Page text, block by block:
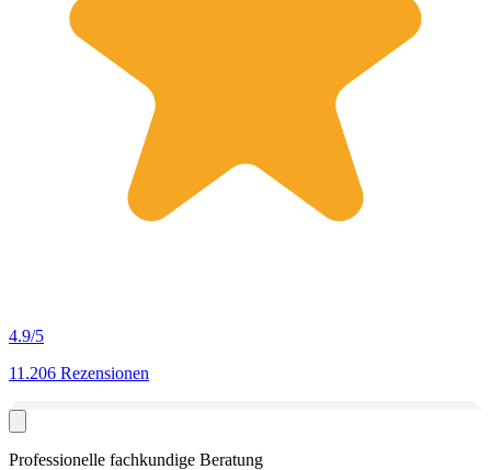
4.9/5
11.206 Rezensionen
Professionelle fachkundige Beratung